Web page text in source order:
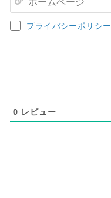
プライバシーポリシー
0 レビュー